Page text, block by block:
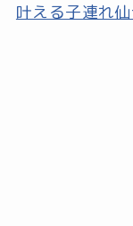
叶える子連れ